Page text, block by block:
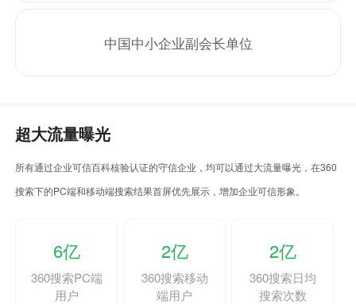
中国中小企业副会长单位
超大流量曝光
所有通过企业可信百科核验认证的守信企业，均可以通过大流量曝光，在360
搜索下的PC端和移动端搜索结果首屏优先展示，增加企业可信形象。
6亿
360搜索PC端
用户
2亿
360搜索移动
端用户
2亿
360搜索日均
搜索次数